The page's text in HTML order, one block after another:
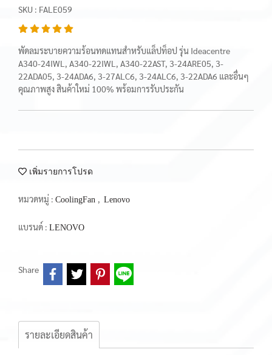
SKU : FALE059
พัดลมระบายความร้อนทดแทนสำหรับแล็ปท็อป รุ่น Ideacentre
A340-24IWL, A340-22IWL, A340-22AST, 3-24ARE05, 3-
22ADA05, 3-24ADA6, 3-27ALC6, 3-24ALC6, 3-22ADA6 และอื่นๆ
คุณภาพสูง สินค้าใหม่ 100% พร้อมการรับประกัน
เพิ่มรายการโปรด
หมวดหมู่ : CoolingFan , Lenovo
แบรนด์ : LENOVO
Share
รายละเอียดสินค้า